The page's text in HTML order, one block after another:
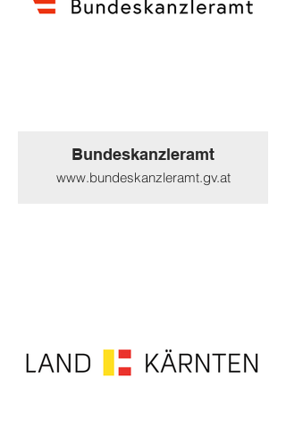
Bundeskanzleramt
www.bundeskanzleramt.gv.at